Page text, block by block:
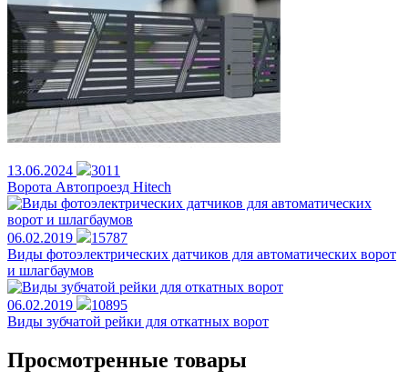
13.06.2024
3011
Ворота Автопроезд Hitech
06.02.2019
15787
Виды фотоэлектрических датчиков для автоматических ворот
и шлагбаумов
06.02.2019
10895
Виды зубчатой рейки для откатных ворот
Просмотренные товары